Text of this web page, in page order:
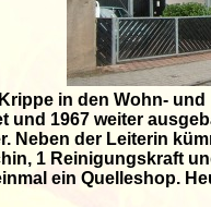
in den Wohn-
und 1967 weiter
Neben der Leiterin
1 Reinigungskraft
ein Quelleshop.